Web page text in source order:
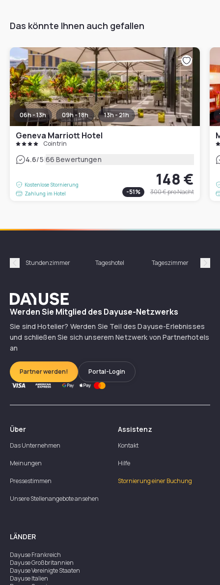
Das könnte Ihnen auch gefallen
06h - 13h 09h - 18h 13h - 21h
Geneva Marriott Hotel
Cointrin
4.6/5|66 Bewertungen
Kostenlose Stornierung
Zahlung im Hotel
148 €
-51% 300 €pro Nacht
Précédent
Stundenzimmer Tageshotel Tageszimmer
Dayuse
Werden Sie Mitglied des Dayuse-Netzwerks
Sie sind Hotelier? Werden Sie Teil des Dayuse-Erlebnisses
und schließen Sie sich unserem Netzwerk von Partnerhotels
an
Partner werden! Portal-Login
Über
Das Unternehmen
Meinungen
Pressestimmen
Unsere Stellenangebote ansehen
Assistenz
Kontakt
Hilfe
Stornierung einer Buchung
LÄNDER
DayuseFrankreich
DayuseGroßbritannien
DayuseVereinigte Staaten
DayuseItalien